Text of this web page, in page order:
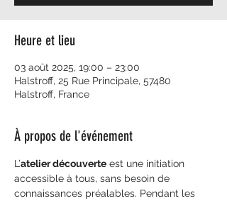
Heure et lieu
03 août 2025, 19:00 – 23:00
Halstroff, 25 Rue Principale, 57480
Halstroff, France
À propos de l'événement
L’atelier découverte est une initiation
accessible à tous, sans besoin de
connaissances préalables. Pendant les